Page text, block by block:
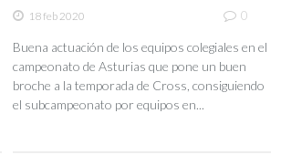
18 feb 2020 0
Buena actuación de los equipos colegiales en el
campeonato de Asturias que pone un buen
broche a la temporada de Cross, consiguiendo
el subcampeonato por equipos en...